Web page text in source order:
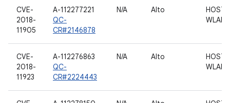
CVE-
2018-
11905
A-112277221
QC-
CR#2146878
N/A Alto
HOST
WLAN
CVE-
2018-
11923
A-112276863
QC-
CR#2224443
N/A Alto
HOST
WLAN